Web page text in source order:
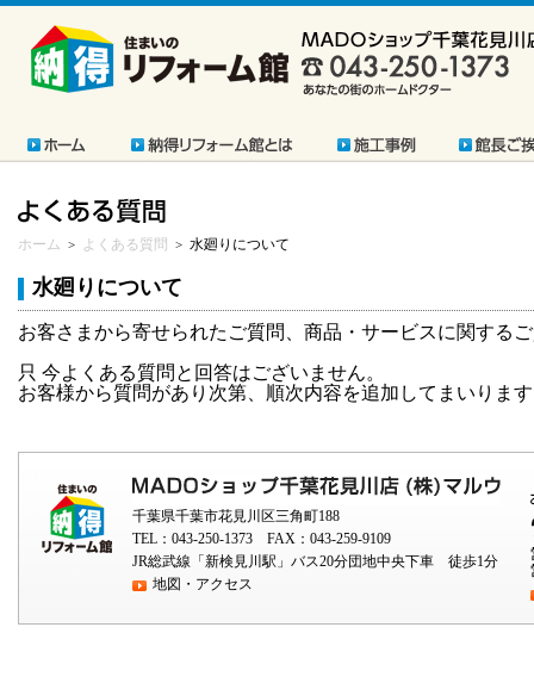
ホーム > よくある質問 > 水廻りについて
水廻りについて
お客さまから寄せられたご質問、商品・サービスに関する
只 今よくある質問と回答はございません。
お客様から質問があり次第、順次内容を追加してまいりま
千葉県千葉市花見川区三角町188
TEL：043-250-1373 FAX：043-259-9109
JR総武線「新検見川駅」バス20分団地中央下車 徒歩1分
地図・アクセス